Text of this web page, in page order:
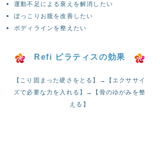
運動不足による衰えを解消したい
ぽっこりお腹を改善したい
ボディラインを整えたい
Refi ピラティスの効果
【こり固まった硬さをとる】→【エクササイ
ズで必要な力を入れる】→【骨のゆがみを整
える】